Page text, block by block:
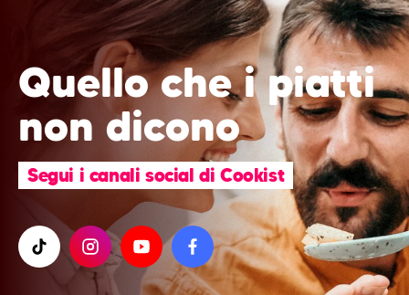
Quello che i piatti
non dicono
Segui i canali social di Cookist